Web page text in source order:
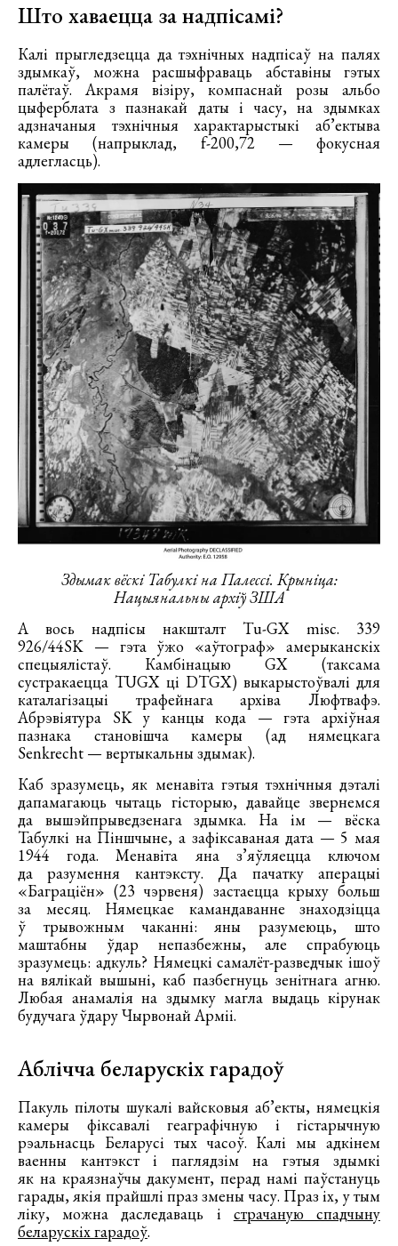
Што хаваецца за надпісамі?
Калі прыгледзецца да тэхнічных надпісаў на палях
здымкаў, можна расшыфраваць абставіны гэтых
палётаў. Акрамя візіру, компаснай розы альбо
цыферблата з пазнакай даты і часу, на здымках
адзначаныя тэхнічныя характарыстыкі аб’ектыва
камеры (напрыклад, f-200,72 — фокусная
адлегласць).
Здымак вёскі Табулкі на Палессі. Крыніца:
Нацыянальны архіў ЗША
А вось надпісы накшталт Tu-GX misc. 339
926/44SK — гэта ўжо «аўтограф» амерыканскіх
спецыялістаў. Камбінацыю GX (таксама
сустракаецца TUGX ці DTGX) выкарыстоўвалі для
каталагізацыі трафейнага архіва Люфтвафэ.
Абрэвіятура SK у канцы кода — гэта архіўная
пазнака становішча камеры (ад нямецкага
Senkrecht — вертыкальны здымак).
Каб зразумець, як менавіта гэтыя тэхнічныя дэталі
дапамагаюць чытаць гісторыю, давайце звернемся
да вышэйпрыведзенага здымка. На ім — вёска
Табулкі на Піншчыне, а зафіксаваная дата — 5 мая
1944 года. Менавіта яна з’яўляецца ключом
да разумення кантэксту. Да пачатку аперацыі
«Баграціён» (23 чэрвеня) застаецца крыху больш
за месяц. Нямецкае камандаванне знаходзіцца
ў трывожным чаканні: яны разумеюць, што
маштабны ўдар непазбежны, але спрабуюць
зразумець: адкуль? Нямецкі самалёт-разведчык ішоў
на вялікай вышыні, каб пазбегнуць зенітнага агню.
Любая анамалія на здымку магла выдаць кірунак
будучага ўдару Чырвонай Арміі.
Аблічча беларускіх гарадоў
Пакуль пілоты шукалі вайсковыя аб’екты, нямецкія
камеры фіксавалі геаграфічную і гістарычную
рэальнасць Беларусі тых часоў. Калі мы адкінем
ваенны кантэкст і паглядзім на гэтыя здымкі
як на краязнаўчы дакумент, перад намі паўстануць
гарады, якія прайшлі праз змены часу. Праз іх, у тым
ліку, можна даследаваць і страчаную спадчыну
беларускіх гарадоў.